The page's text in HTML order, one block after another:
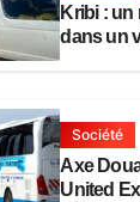
Kribi : un
dans un
Société
Axe
United